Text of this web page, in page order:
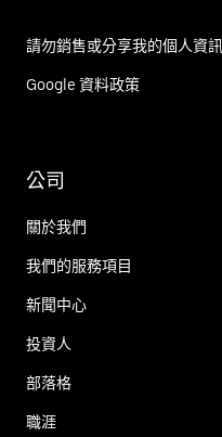
請勿銷售或分享我的個人資訊
Google 資料政策
公司
關於我們
我們的服務項目
新聞中心
投資人
部落格
職涯